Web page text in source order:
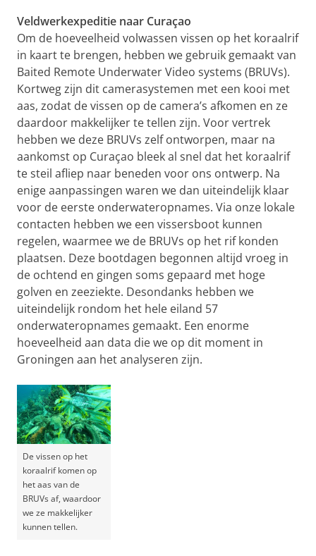
Veldwerkexpeditie naar Curaçao
Om de hoeveelheid volwassen vissen op het koraalrif
in kaart te brengen, hebben we gebruik gemaakt van
Baited Remote Underwater Video systems (BRUVs).
Kortweg zijn dit camerasystemen met een kooi met
aas, zodat de vissen op de camera’s afkomen en ze
daardoor makkelijker te tellen zijn. Voor vertrek
hebben we deze BRUVs zelf ontworpen, maar na
aankomst op Curaçao bleek al snel dat het koraalrif
te steil afliep naar beneden voor ons ontwerp. Na
enige aanpassingen waren we dan uiteindelijk klaar
voor de eerste onderwateropnames. Via onze lokale
contacten hebben we een vissersboot kunnen
regelen, waarmee we de BRUVs op het rif konden
plaatsen. Deze bootdagen begonnen altijd vroeg in
de ochtend en gingen soms gepaard met hoge
golven en zeeziekte. Desondanks hebben we
uiteindelijk rondom het hele eiland 57
onderwateropnames gemaakt. Een enorme
hoeveelheid aan data die we op dit moment in
Groningen aan het analyseren zijn.
De vissen op het
koraalrif komen op
het aas van de
BRUVs af, waardoor
we ze makkelijker
kunnen tellen.